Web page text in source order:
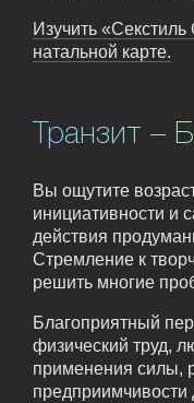
Изучить
натальной карте.
Транзит –
Вы ощутите
инициативности и
действия
Стремление к
решить многие
Благоприятный
физический труд,
применения силы,
предприимчивости